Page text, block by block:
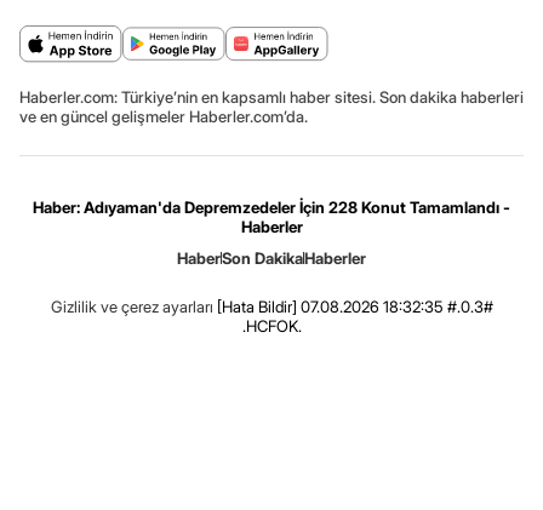
Haberler.com: Türkiye’nin en kapsamlı haber sitesi. Son dakika haberleri
ve en güncel gelişmeler Haberler.com’da.
Haber: Adıyaman'da Depremzedeler İçin 228 Konut Tamamlandı -
Haberler
HaberSon DakikaHaberler
Gizlilik ve çerez ayarları [Hata Bildir] 07.08.2026 18:32:35 #.0.3#
.HCFOK.